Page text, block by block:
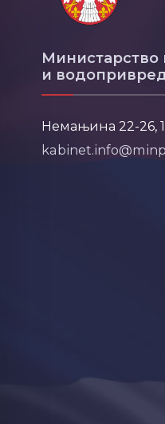
и
Немањина 22-26,